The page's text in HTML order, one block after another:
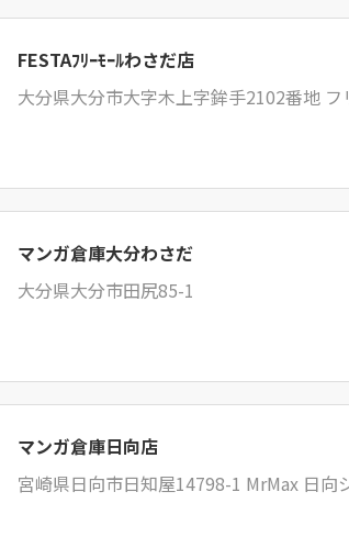
FESTAﾌﾘｰﾓｰﾙわさだ店
大分県大分市大字木上字鉾手2102番地
マンガ倉庫大分わさだ
大分県大分市田尻85-1
マンガ倉庫日向店
宮崎県日向市日知屋14798-1 MrMax 日向